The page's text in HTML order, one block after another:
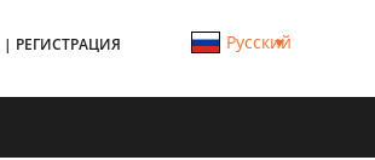
| РЕГИСТРАЦИЯ Русский